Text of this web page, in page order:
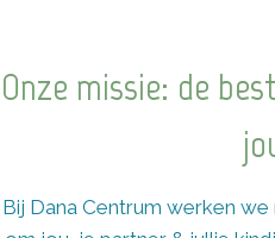
Onze missie: de
Bij Dana Centrum werken